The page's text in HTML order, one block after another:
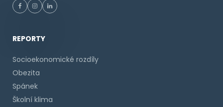
REPORTY
Socioekonomické rozdíly
Obezita
Spánek
Školní klima